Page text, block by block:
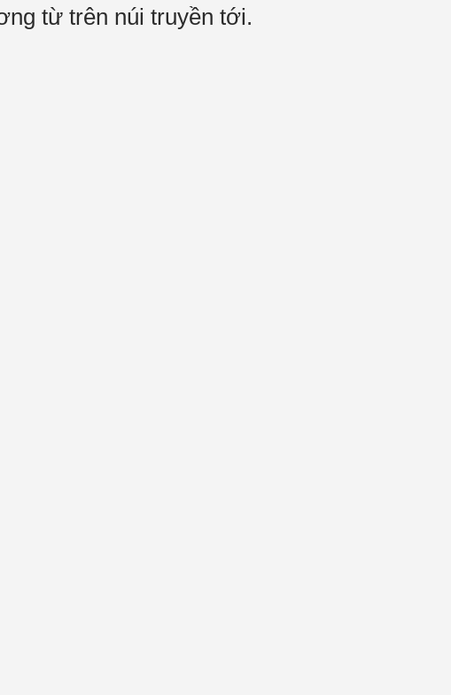
từ trên núi truyền tới.